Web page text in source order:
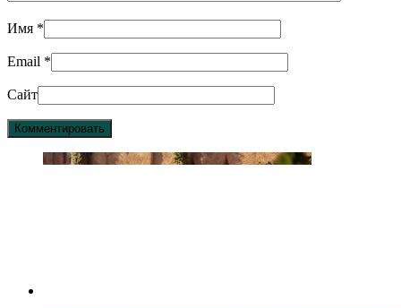
Имя *
Email *
Сайт